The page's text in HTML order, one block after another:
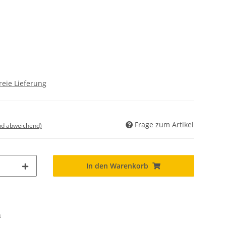
Lieferung
abweichend) Frage zum Artikel
In den Warenkorb